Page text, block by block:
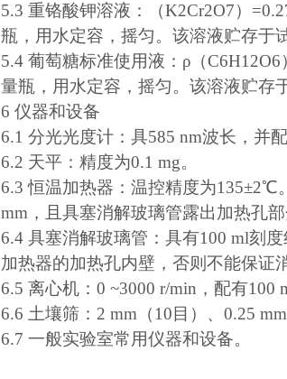
5.3 重铬酸钾溶液：（K2Cr2O7）
瓶，用水定容，摇匀。该溶液贮存于
5.4 葡萄糖标准使用液：ρ（
量瓶，用水定容，摇匀。该溶液贮存
6 仪器和设备
6.1 分光光度计：具585 nm波长，并
6.2 天平：精度为0.1 mg。
6.3 恒温加热器：温控精度为135±2℃
mm，且具塞消解玻璃管露出加热孔部
6.4 具塞消解玻璃管：具有100 ml刻
加热器的加热孔内壁，否则不能保证
6.5 离心机：0 ~3000 r/min，配有100
6.6 土壤筛：2 mm（10目）、0.25
6.7 一般实验室常用仪器和设备。